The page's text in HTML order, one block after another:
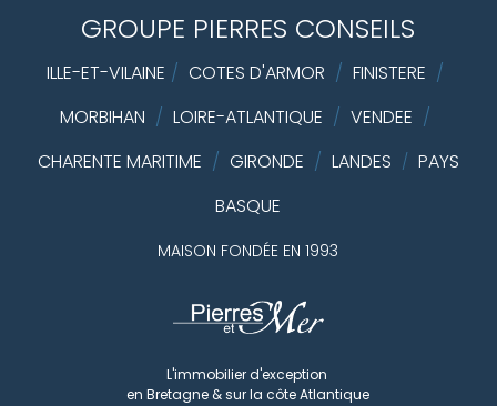
GROUPE PIERRES CONSEILS
ILLE-ET-VILAINE / COTES D'ARMOR / FINISTERE /
MORBIHAN / LOIRE-ATLANTIQUE / VENDEE /
CHARENTE MARITIME / GIRONDE / LANDES / PAYS
BASQUE
MAISON FONDÉE EN 1993
L'immobilier d'exception
en Bretagne & sur la côte Atlantique